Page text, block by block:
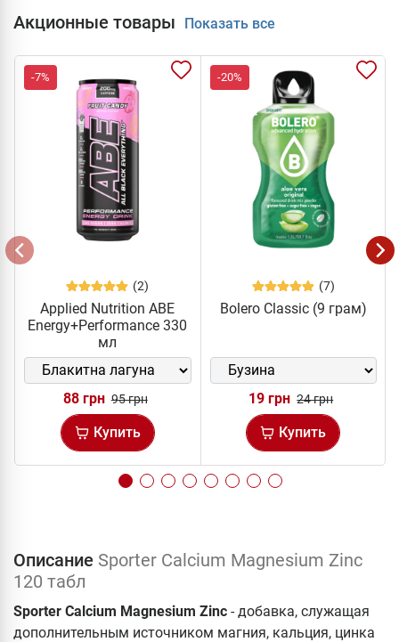
Акционные товары Показать все
-7%
(2)
Applied Nutrition ABE
Energy+Performance 330
мл
88 грн 95 грн
Купить
-20%
(7)
Bolero Classic (9 грам)
19 грн 24 грн
Купить
Описание Sporter Calcium Magnesium Zinc
120 табл
Sporter Calcium Magnesium Zinc - добавка, служащая
дополнительным источником магния, кальция, цинка